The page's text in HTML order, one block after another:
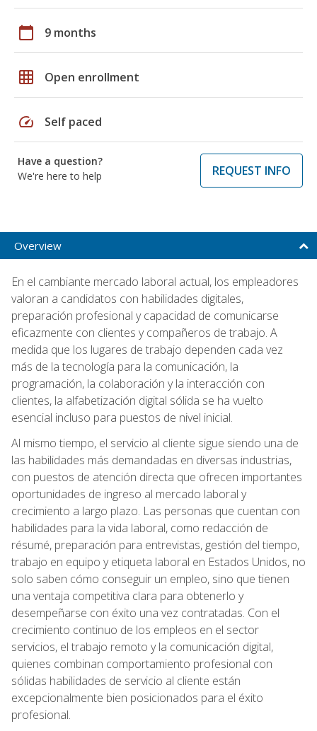
calendar_today 9 months
grid_on Open enrollment
speed Self paced
Have a question?
We're here to help
REQUEST INFO
Overview
En el cambiante mercado laboral actual, los empleadores
valoran a candidatos con habilidades digitales,
preparación profesional y capacidad de comunicarse
eficazmente con clientes y compañeros de trabajo. A
medida que los lugares de trabajo dependen cada vez
más de la tecnología para la comunicación, la
programación, la colaboración y la interacción con
clientes, la alfabetización digital sólida se ha vuelto
esencial incluso para puestos de nivel inicial.
Al mismo tiempo, el servicio al cliente sigue siendo una de
las habilidades más demandadas en diversas industrias,
con puestos de atención directa que ofrecen importantes
oportunidades de ingreso al mercado laboral y
crecimiento a largo plazo. Las personas que cuentan con
habilidades para la vida laboral, como redacción de
résumé, preparación para entrevistas, gestión del tiempo,
trabajo en equipo y etiqueta laboral en Estados Unidos, no
solo saben cómo conseguir un empleo, sino que tienen
una ventaja competitiva clara para obtenerlo y
desempeñarse con éxito una vez contratadas. Con el
crecimiento continuo de los empleos en el sector
servicios, el trabajo remoto y la comunicación digital,
quienes combinan comportamiento profesional con
sólidas habilidades de servicio al cliente están
excepcionalmente bien posicionados para el éxito
profesional.